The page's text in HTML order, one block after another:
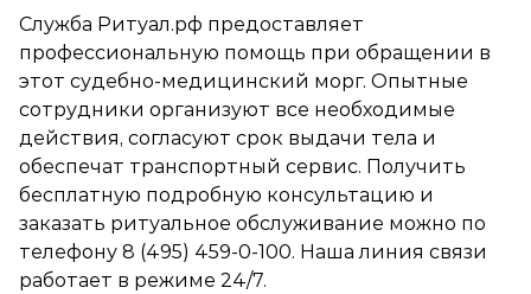
Служба Ритуал.рф предоставляет
профессиональную помощь при обращении в
этот судебно-медицинский морг. Опытные
сотрудники организуют все необходимые
действия, согласуют срок выдачи тела и
обеспечат транспортный сервис. Получить
бесплатную подробную консультацию и
заказать ритуальное обслуживание можно по
телефону 8 (495) 459-0-100. Наша линия связи
работает в режиме 24/7.